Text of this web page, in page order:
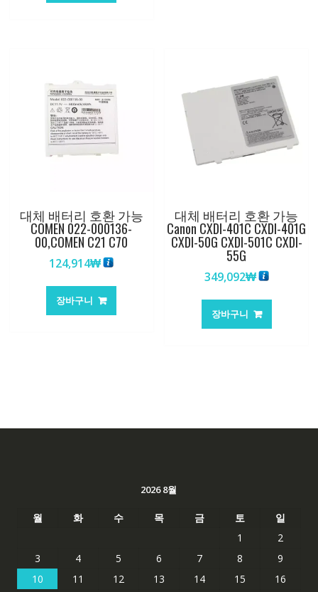
대체 배터리 호환 가능
COMEN 022-000136-
00,COMEN C21 C70
124,914₩
장바구니
대체 배터리 호환 가능
Canon CXDI-401C CXDI-401G
CXDI-50G CXDI-501C CXDI-
55G
349,092₩
장바구니
2026 8월
월 화 수 목 금 토
일
1
2
3
4 5 6 7 8
9
10
11 12 13 14 15
16